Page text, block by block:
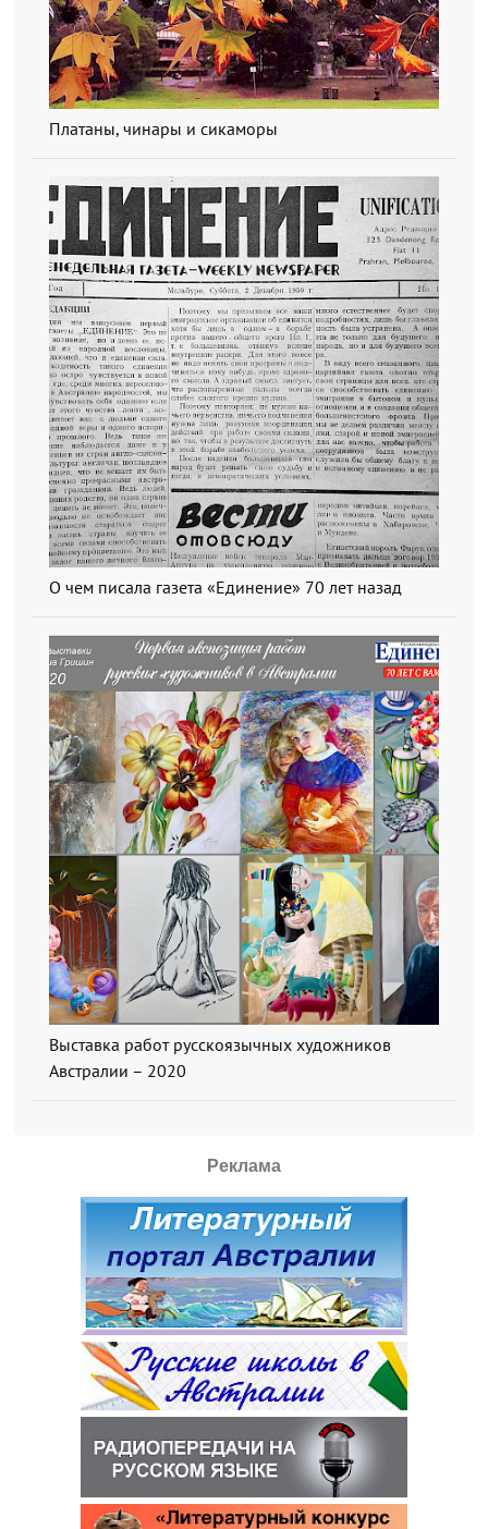
Платаны, чинары и сикаморы
О чем писала газета «Единение» 70 лет назад
Выставка работ русскоязычных художников
Австралии – 2020
Реклама